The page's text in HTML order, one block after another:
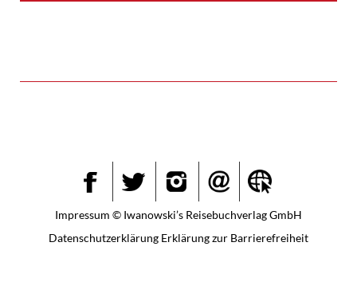
Twitter Instagram
Impressum © Iwanowski’s Reisebuchverlag GmbH
Datenschutzerklärung Erklärung zur Barrierefreiheit